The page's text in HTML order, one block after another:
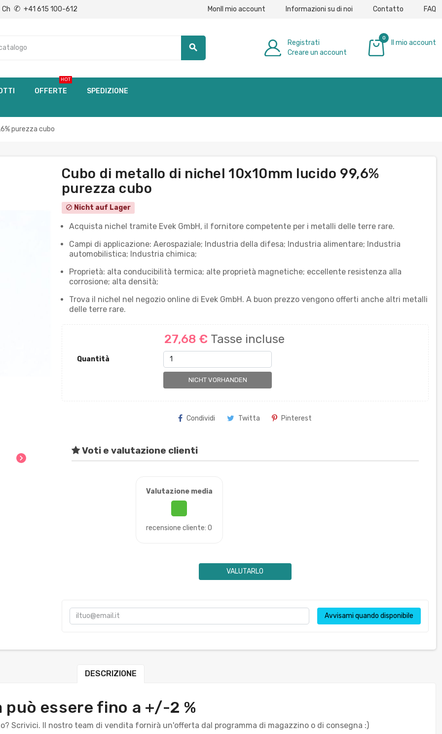
Ch ✆ +41 615 100-612 MonIl mio account Informazioni su di noi Contatto FAQ
search
Registrati
Creare un account
0
Il mio account
OFFERTE
HOT
SPEDIZIONE
purezza cubo
chevron_right
Cubo di metallo di nichel 10x10mm lucido 99,6%
purezza cubo
block Nicht auf Lager
Acquista nichel tramite Evek GmbH, il fornitore competente per i metalli delle terre rare.
Campi di applicazione: Aerospaziale; Industria della difesa; Industria alimentare; Industria
automobilistica; Industria chimica;
Proprietà: alta conducibilità termica; alte proprietà magnetiche; eccellente resistenza alla
corrosione; alta densità;
Trova il nichel nel negozio online di Evek GmbH. A buon prezzo vengono offerti anche altri metalli
delle terre rare.
27,68 € Tasse incluse
Quantità
NICHT VORHANDEN
Condividi Twitta Pinterest
Voti e valutazione clienti
Valutazione media
recensione cliente: 0
VALUTARLO
Avvisami quando disponibile
DESCRIZIONE
essere fino a +/-2 %
Scrivici. Il nostro team di vendita fornirà un'offerta dal programma di magazzino o di consegna :)